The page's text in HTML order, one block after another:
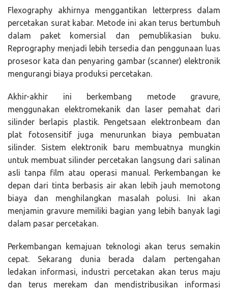
Flexography akhirnya menggantikan letterpress dalam
percetakan surat kabar. Metode ini akan terus bertumbuh
dalam paket komersial dan pemublikasian buku.
Reprography menjadi lebih tersedia dan penggunaan luas
prosesor kata dan penyaring gambar (scanner) elektronik
mengurangi biaya produksi percetakan.
Akhir-akhir ini berkembang metode gravure,
menggunakan elektromekanik dan laser pemahat dari
silinder berlapis plastik. Pengetsaan elektronbeam dan
plat fotosensitif juga menurunkan biaya pembuatan
silinder. Sistem elektronik baru membuatnya mungkin
untuk membuat silinder percetakan langsung dari salinan
asli tanpa film atau operasi manual. Perkembangan ke
depan dari tinta berbasis air akan lebih jauh memotong
biaya dan menghilangkan masalah polusi. Ini akan
menjamin gravure memiliki bagian yang lebih banyak lagi
dalam pasar percetakan.
Perkembangan kemajuan teknologi akan terus semakin
cepat. Sekarang dunia berada dalam pertengahan
ledakan informasi, industri percetakan akan terus maju
dan terus merekam dan mendistribusikan informasi